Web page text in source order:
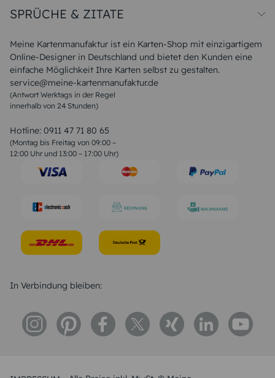
Meine Kartenmanufaktur ist ein Karten-Shop mit einzigartigem
Online-Designer in Deutschland und bietet den Kunden eine
einfache Möglichkeit Ihre Karten selbst zu gestalten.
service@meine-kartenmanufaktur.de
(Antwort Werktags in der Regel
innerhalb von 24 Stunden)
Hotline: 0911 47 71 80 65
(Montag bis Freitag von 09:00 –
12:00 Uhr und 13:00 – 17:00 Uhr)
Unsere Produktion
Magazin
FAQ
Widerrufsbelehrung
SPRÜCHE & ZITATE
Liebeskummer Sprüche
Sommer Sprüche
Muttertagssprüche
Sprüche zur Hochzeit
Sprüche zur Konfirmation & Kommunion
Weihnachtsgedichte
Liebessprüche
Geburtstagssprüche
Trauersprüche
Konfirmation Glückwünsche
In Verbindung bleiben: